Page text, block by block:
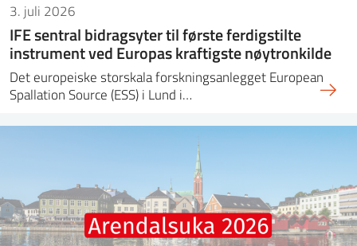
3. juli 2026
IFE sentral bidragsyter til første ferdigstilte
instrument ved Europas kraftigste nøytronkilde
Det europeiske storskala forskningsanlegget European
Spallation Source (ESS) i Lund i…